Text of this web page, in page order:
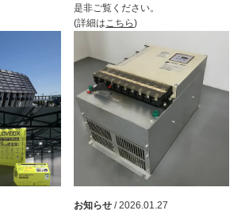
是非ご覧ください。
(詳細はこちら)
お知らせ / 2026.01.27